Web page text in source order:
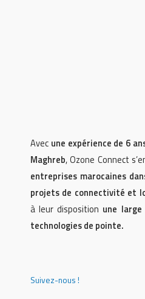
Avec une expérience de 6
Maghreb, Ozone Connect
entreprises marocaines
projets de connectivité et
à leur disposition une
technologies de pointe.
Suivez-nous !